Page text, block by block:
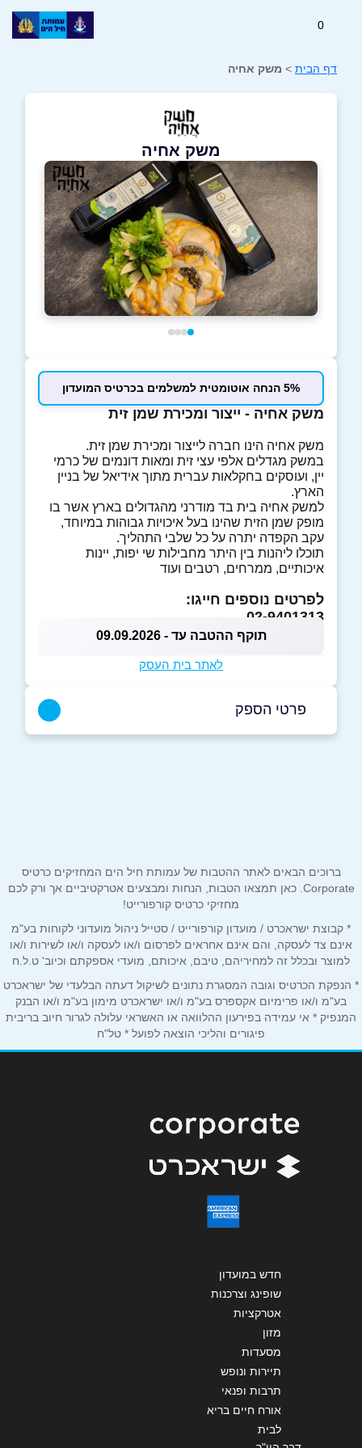
0
דף הבית > משק אחיה
משק אחיה
5% הנחה אוטומטית למשלמים בכרטיס המועדון
משק אחיה - ייצור ומכירת שמן זית
משק אחיה הינו חברה לייצור ומכירת שמן זית.
במשק מגדלים אלפי עצי זית ומאות דונמים של כרמי
יין, ועוסקים בחקלאות עברית מתוך אידיאל של בניין
הארץ.
למשק אחיה בית בד מודרני מהגדולים בארץ אשר בו
מופק שמן הזית שהינו בעל איכויות גבוהות במיוחד,
עקב הקפדה יתרה על כל שלבי התהליך.
תוכלו ליהנות בין היתר מחבילות שי יפות, יינות
איכותיים, ממרחים, רטבים ועוד
לפרטים נוספים חייגו:
02-9401313
תוקף ההטבה עד - 09.09.2026
לאתר בית העסק
פרטי הספק
שם מלא*
נושא*
אנא חזרו אלי בקשר ל...
ברוכים הבאים לאתר ההטבות של עמותת חיל הים המחזיקים כרטיס
Corporate. כאן תמצאו הטבות, הנחות ומבצעים אטרקטיביים אך ורק לכם
מחזיקי כרטיס קורפורייט!
* קבוצת ישראכרט / מועדון קורפורייט / סטייל ניהול מועדוני לקוחות בע"מ
אינם צד לעסקה, והם אינם אחראים לפרסום ו/או לעסקה ו/או לשירות ו/או
למוצר ובכלל זה למחיריהם, טיבם, איכותם, מועדי אספקתם וכיוב' ט.ל.ח
* הנפקת הכרטיס וגובה המסגרת נתונים לשיקול דעתה הבלעדי של ישראכרט
בע"מ ו/או פרימיום אקספרס בע"מ ו/או ישראכרט מימון בע"מ ו/או הבנק
המנפיק * אי עמידה בפירעון ההלוואה או האשראי עלולה לגרור חיוב בריבית
פיגורים והליכי הוצאה לפועל * טל"ח
חדש במועדון
שופינג וצרכנות
אטרקציות
מזון
מסעדות
תיירות ונופש
תרבות ופנאי
אורח חיים בריא
לבית